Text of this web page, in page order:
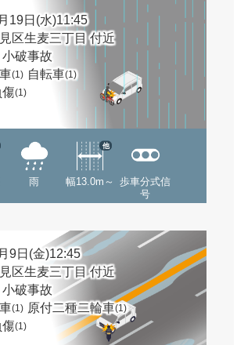
19日(水)11:45
区生麦三丁目 付近
破事故
(1) 自転車(1)
傷(1)
雨 幅13.0m～
他
歩車分式信
号
9日(金)12:45
区生麦三丁目 付近
破事故
(1) 原付二種二輪車(1)
傷(1)